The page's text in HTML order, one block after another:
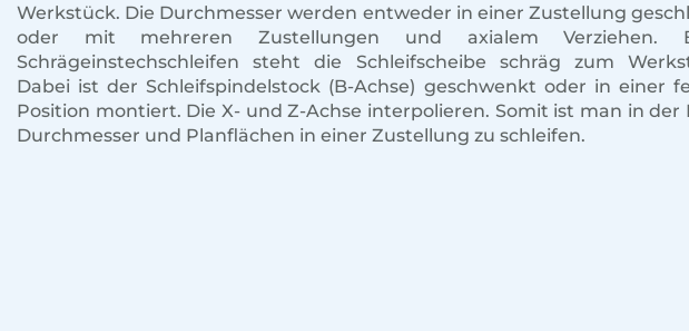
Werkstück. Die Durchmesser werden entweder in einer Zustellung
oder mit mehreren Zustellungen und axialem Verziehen.
Schrägeinstechschleifen steht die Schleifscheibe schräg zum
Dabei ist der Schleifspindelstock (B-Achse) geschwenkt oder in einer
Position montiert. Die X- und Z-Achse interpolieren. Somit ist man in der
Durchmesser und Planflächen in einer Zustellung zu schleifen.